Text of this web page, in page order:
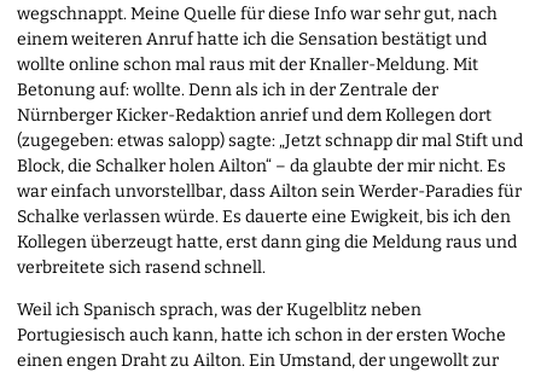
wegschnappt. Meine Quelle für diese Info war sehr gut, nach
einem weiteren Anruf hatte ich die Sensation bestätigt und
wollte online schon mal raus mit der Knaller-Meldung. Mit
Betonung auf: wollte. Denn als ich in der Zentrale der
Nürnberger Kicker-Redaktion anrief und dem Kollegen dort
(zugegeben: etwas salopp) sagte: „Jetzt schnapp dir mal Stift und
Block, die Schalker holen Ailton“ – da glaubte der mir nicht. Es
war einfach unvorstellbar, dass Ailton sein Werder-Paradies für
Schalke verlassen würde. Es dauerte eine Ewigkeit, bis ich den
Kollegen überzeugt hatte, erst dann ging die Meldung raus und
verbreitete sich rasend schnell.
Weil ich Spanisch sprach, was der Kugelblitz neben
Portugiesisch auch kann, hatte ich schon in der ersten Woche
einen engen Draht zu Ailton. Ein Umstand, der ungewollt zur